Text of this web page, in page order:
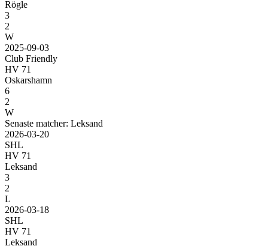
Rögle
3
2
W
2025-09-03
Club Friendly
HV 71
Oskarshamn
6
2
W
Senaste matcher: Leksand
2026-03-20
SHL
HV 71
Leksand
3
2
L
2026-03-18
SHL
HV 71
Leksand